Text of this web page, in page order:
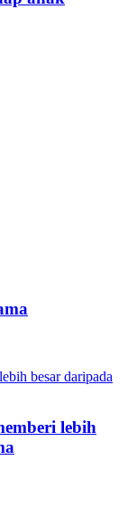
lebih